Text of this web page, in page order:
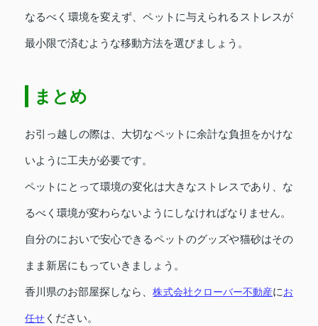
なるべく環境を変えず、ペットに与えられるストレスが
最小限で済むような移動方法を選びましょう。
まとめ
お引っ越しの際は、大切なペットに余計な負担をかけな
いように工夫が必要です。
ペットにとって環境の変化は大きなストレスであり、な
るべく環境が変わらないようにしなければなりません。
自分のにおいで安心できるペットのグッズや猫砂はその
まま新居にもっていきましょう。
香川県のお部屋探しなら、株式会社クローバー不動産にお
任せ ください。